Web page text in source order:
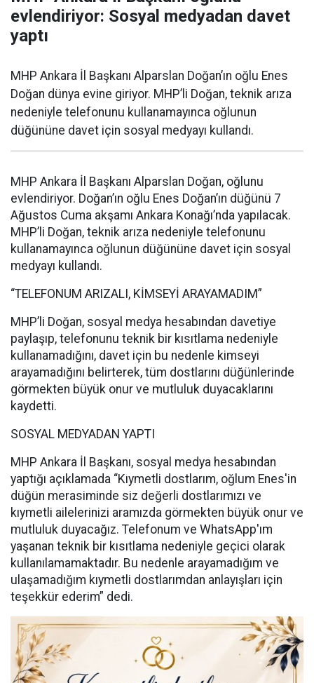
evlendiriyor: Sosyal medyadan davet
yaptı
MHP Ankara İl Başkanı Alparslan Doğan’ın oğlu Enes
Doğan dünya evine giriyor. MHP’li Doğan, teknik arıza
nedeniyle telefonunu kullanamayınca oğlunun
düğününe davet için sosyal medyayı kullandı.
MHP Ankara İl Başkanı Alparslan Doğan, oğlunu
evlendiriyor. Doğan’ın oğlu Enes Doğan’ın düğünü 7
Ağustos Cuma akşamı Ankara Konağı’nda yapılacak.
MHP’li Doğan, teknik arıza nedeniyle telefonunu
kullanamayınca oğlunun düğününe davet için sosyal
medyayı kullandı.
“TELEFONUM ARIZALI, KİMSEYİ ARAYAMADIM”
MHP’li Doğan, sosyal medya hesabından davetiye
paylaşıp, telefonunu teknik bir kısıtlama nedeniyle
kullanamadığını, davet için bu nedenle kimseyi
arayamadığını belirterek, tüm dostlarını düğünlerinde
görmekten büyük onur ve mutluluk duyacaklarını
kaydetti.
SOSYAL MEDYADAN YAPTI
MHP Ankara İl Başkanı, sosyal medya hesabından
yaptığı açıklamada “Kıymetli dostlarım, oğlum Enes'in
düğün merasiminde siz değerli dostlarımızı ve
kıymetli ailelerinizi aramızda görmekten büyük onur ve
mutluluk duyacağız. Telefonum ve WhatsApp'ım
yaşanan teknik bir kısıtlama nedeniyle geçici olarak
kullanılamamaktadır. Bu nedenle arayamadığım ve
ulaşamadığım kıymetli dostlarımdan anlayışları için
teşekkür ederim” dedi.